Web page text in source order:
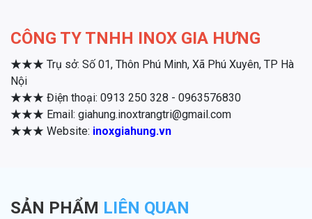
CÔNG TY TNHH INOX GIA HƯNG
★★★ Trụ sở: Số 01, Thôn Phú Minh, Xã Phú Xuyên, TP Hà
Nội
★★★ Điện thoại: 0913 250 328 - 0963576830
★★★ Email: giahung.inoxtrangtri@gmail.com
★★★ Website: inoxgiahung.vn
SẢN PHẨM LIÊN QUAN